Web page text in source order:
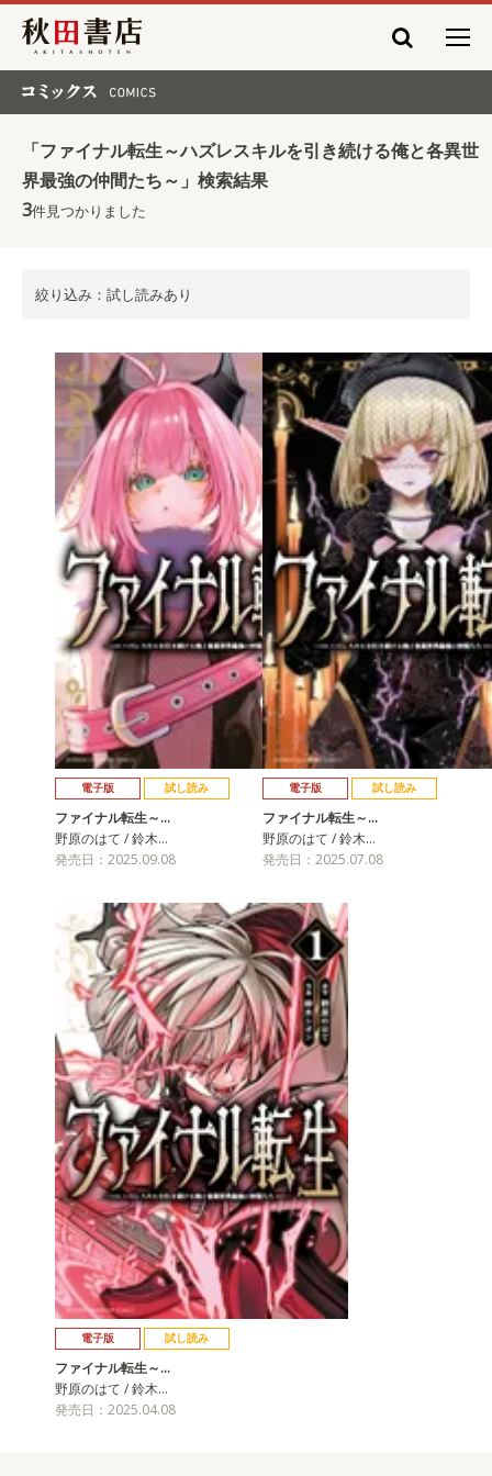
秋田書店
「ファイナル転生～ハズレスキルを引き続ける俺と各異世
界最強の仲間たち～」検索結果
3件見つかりました
絞り込み：試し読みあり
電子版 試し読み
ファイナル転生～…
野原のはて / 鈴木…
発売日：2025.09.08
電子版 試し読み
ファイナル転生～…
野原のはて / 鈴木…
発売日：2025.07.08
電子版 試し読み
ファイナル転生～…
野原のはて / 鈴木…
発売日：2025.04.08